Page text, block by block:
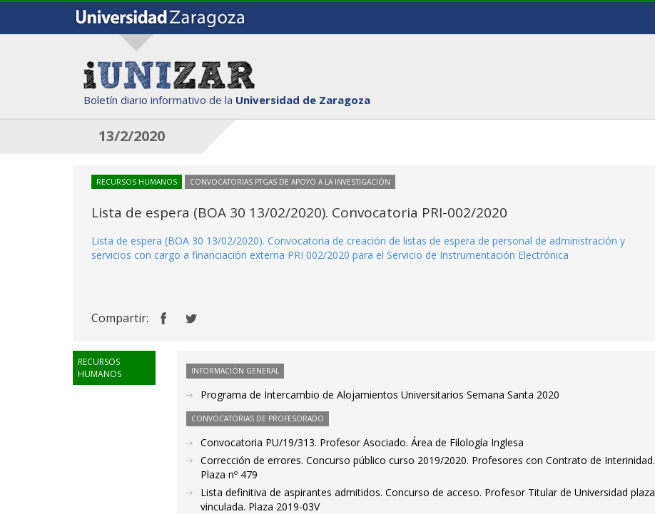
Boletín diario informativo de la Universidad de Zaragoza
13/2/2020
RECURSOS HUMANOS CONVOCATORIAS PTGAS DE APOYO A LA INVESTIGACIÓN
Lista de espera (BOA 30 13/02/2020). Convocatoria PRI-002/2020
Lista de espera (BOA 30 13/02/2020). Convocatoria de creación de listas de espera de personal de administración y
servicios con cargo a financiación externa PRI 002/2020 para el Servicio de Instrumentación Electrónica
Compartir:
RECURSOS
HUMANOS
INFORMACIÓN GENERAL
Programa de Intercambio de Alojamientos Universitarios Semana Santa 2020
CONVOCATORIAS DE PROFESORADO
Convocatoria PU/19/313. Profesor Asociado. Área de Filología Inglesa
Corrección de errores. Concurso público curso 2019/2020. Profesores con Contrato de Interinidad.
Plaza nº 479
Lista definitiva de aspirantes admitidos. Concurso de acceso. Profesor Titular de Universidad plaza
vinculada. Plaza 2019-03V